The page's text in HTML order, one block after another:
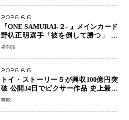
2026.8.6
『ONE SAMURAI-２- 』メインカード
野杁正明選手「彼を倒して勝つ」 リ
ウ・メンヤンとの因縁に決着へ 再起
初戦
格闘技
2026.8.6
トイ・ストーリー５が興収100億円突
破 公開34日でピクサー作品 史上最速
日本歴代シリーズ最高更新も目前
芸能